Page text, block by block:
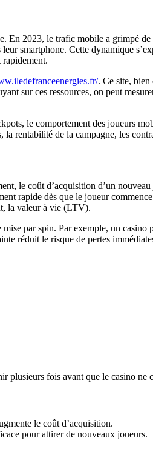
2023, le trafic mobile a grimpé
smartphone. Cette dynamique
. Ce site, bien
sur ces ressources, on peut
le comportement des joueurs
rentabilité de la campagne, les
le coût d’acquisition d’un
rapide dès que le joueur
la valeur à vie (LTV).
par spin. Par exemple, un
réduit le risque de pertes
plusieurs fois avant que le casino ne
le coût d’acquisition.
pour attirer de nouveaux joueurs.